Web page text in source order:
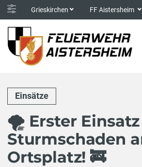
Grieskirchen FF Aistersheim
Einsätze
🌪️ Erster Einsatz
Sturmschaden
Ortsplatz! 🚒